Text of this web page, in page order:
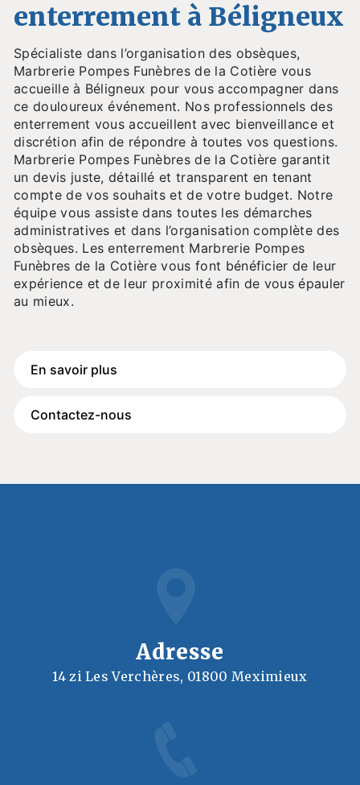
enterrement à Béligneux
Spécialiste dans l’organisation des obsèques,
Marbrerie Pompes Funèbres de la Cotière vous
accueille à Béligneux pour vous accompagner dans
ce douloureux événement. Nos professionnels des
enterrement vous accueillent avec bienveillance et
discrétion afin de répondre à toutes vos questions.
Marbrerie Pompes Funèbres de la Cotière garantit
un devis juste, détaillé et transparent en tenant
compte de vos souhaits et de votre budget. Notre
équipe vous assiste dans toutes les démarches
administratives et dans l’organisation complète des
obsèques. Les enterrement Marbrerie Pompes
Funèbres de la Cotière vous font bénéficier de leur
expérience et de leur proximité afin de vous épauler
au mieux.
En savoir plus
Contactez-nous
Adresse
14 zi Les Verchères, 01800 Meximieux